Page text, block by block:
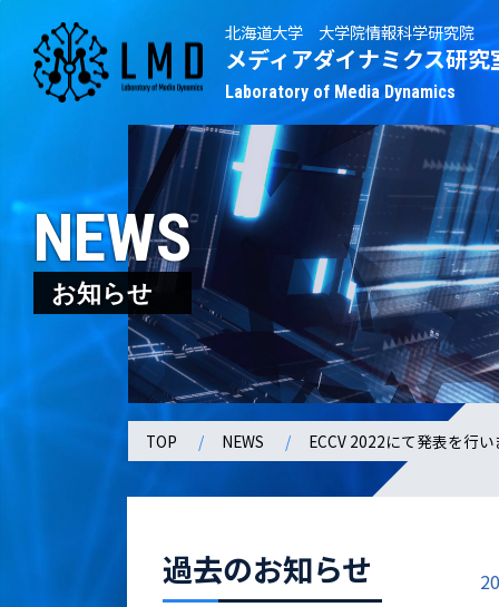
北海道大学 大学院情報科学研究院
メディアダイナミクス研究
Laboratory of Media Dynamics
NEWS
お知らせ
TOP NEWS ECCV 2022にて発表を行
過去のお知らせ